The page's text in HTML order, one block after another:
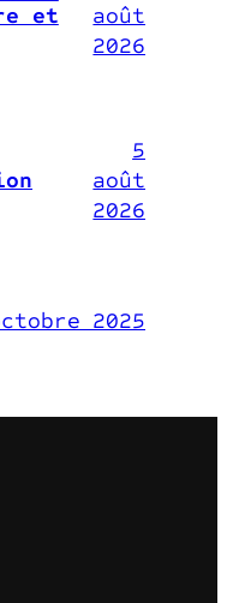
et
août
2026
5
août
2026
2025